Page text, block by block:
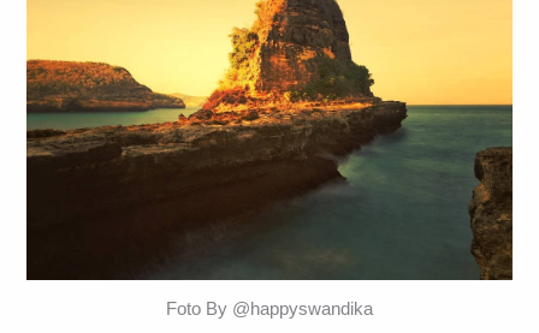
Foto By @happyswandika